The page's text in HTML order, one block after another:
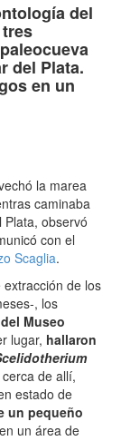
del
del Plata.
en un
la marea
caminaba
observó
con el
Scaglia.
de los
, los
Museo
lugar, hallaron
de allí,
estado de
un pequeño
un área de